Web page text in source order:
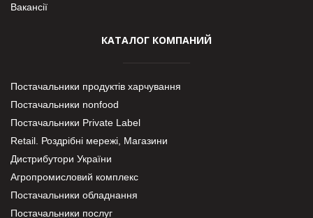
Вакансії
КАТАЛОГ КОМПАНИЙ
Постачальники продуктів харчування
Постачальники nonfood
Постачальники Private Label
Retail. Роздрібні мережі, Магазини
Дистрибутори України
Агропромисловий комплекс
Постачальники обладнання
Постачальники послуг